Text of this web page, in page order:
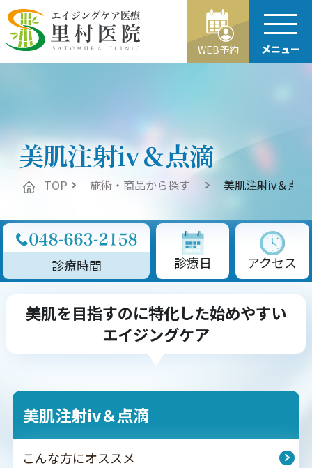
WEB予約 メニュー
美肌注射iv＆点滴
TOP 施術・商品から探す 美肌注射iv＆点滴
診療時間 診療日 アクセス
美肌を目指すのに特化した始めやすい
エイジングケア
美肌注射iv＆点滴
こんな方にオススメ